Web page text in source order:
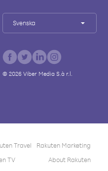
Svenska
© 2026Viber Media S.à r.l.
Travel
Rakuten Marketing
TV About Rakuten